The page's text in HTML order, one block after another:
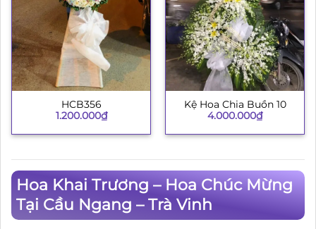
HCB356
1.200.000₫
Kệ Hoa Chia Buồn 10
4.000.000₫
Hoa Khai Trương – Hoa Chúc Mừng
Tại Cầu Ngang – Trà Vinh